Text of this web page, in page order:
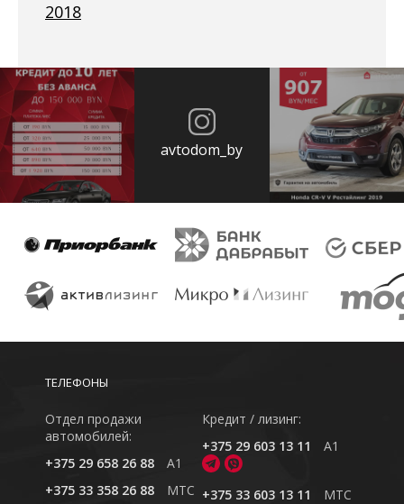
2018
avtodom_by
ТЕЛЕФОНЫ
Отдел продажи
автомобилей:
+375 29 658 26 88
A1
+375 33 358 26 88
MTC
Кредит / лизинг:
+375 29 603 13 11
A1
+375 33 603 13 11
MTC